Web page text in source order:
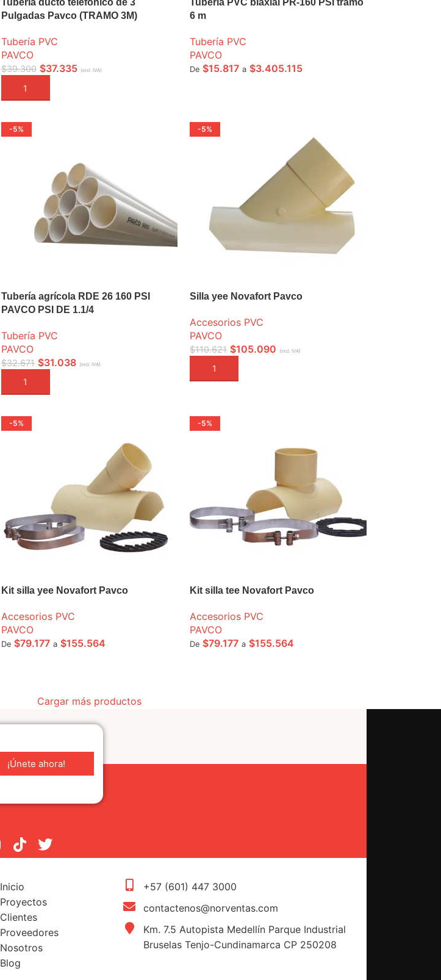
Tubería ducto telefónico de 3
Pulgadas Pavco (TRAMO 3M)
Tubería PVC
PAVCO
$39.300 $37.335 (incl. IVA)
AÑADIR A LA CESTA
Tubería PVC biaxial PR-160 PSI tramo
6 m
Tubería PVC
PAVCO
De $15.817 a $3.405.115
-5%
Tubería agrícola RDE 26 160 PSI
PAVCO PSI DE 1.1/4
Tubería PVC
PAVCO
$32.671 $31.038 (incl. IVA)
AÑADIR A LA CESTA
-5%
Silla yee Novafort Pavco
Accesorios PVC
PAVCO
$110.621 $105.090 (incl. IVA)
AÑADIR A LA CESTA
-5%
Kit silla yee Novafort Pavco
Accesorios PVC
PAVCO
De $79.177 a $155.564
-5%
Kit silla tee Novafort Pavco
Accesorios PVC
PAVCO
De $79.177 a $155.564
Cargar más productos
¡Únete ahora!
Inicio
Proyectos
Clientes
Proveedores
Nosotros
Blog
+57 (601) 447 3000
contactenos@norventas.com
Km. 7.5 Autopista Medellín Parque Industrial
Bruselas Tenjo-Cundinamarca CP 250208